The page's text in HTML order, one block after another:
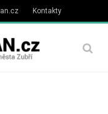
Kontakty